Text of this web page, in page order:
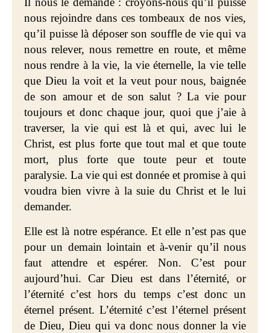
nous rejoindre dans ces tombeaux de nos vies,
qu’il puisse là déposer son souffle de vie qui va
nous relever, nous remettre en route, et même
nous rendre à la vie, la vie éternelle, la vie telle
que Dieu la voit et la veut pour nous, baignée
de son amour et de son salut ? La vie pour
toujours et donc chaque jour, quoi que j’aie à
traverser, la vie qui est là et qui, avec lui le
Christ, est plus forte que tout mal et que toute
mort, plus forte que toute peur et toute
paralysie. La vie qui est donnée et promise à qui
voudra bien vivre à la suie du Christ et le lui
demander.
Elle est là notre espérance. Et elle n’est pas que
pour un demain lointain et à-venir qu’il nous
faut attendre et espérer. Non. C’est pour
aujourd’hui. Car Dieu est dans l’éternité, or
l’éternité c’est hors du temps c’est donc un
éternel présent. L’éternité c’est l’éternel présent
de Dieu, Dieu qui va donc nous donner la vie